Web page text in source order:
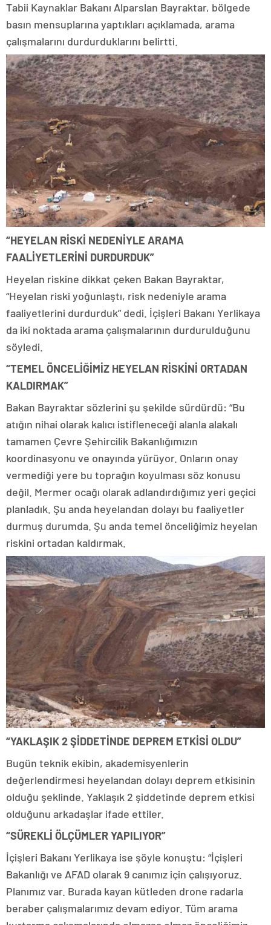
Tabii Kaynaklar Bakanı Alparslan Bayraktar, bölgede
basın mensuplarına yaptıkları açıklamada, arama
çalışmalarını durdurduklarını belirtti.
“HEYELAN RİSKİ NEDENİYLE ARAMA
FAALİYETLERİNİ DURDURDUK”
Heyelan riskine dikkat çeken Bakan Bayraktar,
“Heyelan riski yoğunlaştı, risk nedeniyle arama
faaliyetlerini durdurduk” dedi. İçişleri Bakanı Yerlikaya
da iki noktada arama çalışmalarının durdurulduğunu
söyledi.
“TEMEL ÖNCELİĞİMİZ HEYELAN RİSKİNİ ORTADAN
KALDIRMAK”
Bakan Bayraktar sözlerini şu şekilde sürdürdü: “Bu
atığın nihai olarak kalıcı istifleneceği alanla alakalı
tamamen Çevre Şehircilik Bakanlığımızın
koordinasyonu ve onayında yürüyor. Onların onay
vermediği yere bu toprağın koyulması söz konusu
değil. Mermer ocağı olarak adlandırdığımız yeri geçici
planladık. Şu anda heyelandan dolayı bu faaliyetler
durmuş durumda. Şu anda temel önceliğimiz heyelan
riskini ortadan kaldırmak.
“YAKLAŞIK 2 ŞİDDETİNDE DEPREM ETKİSİ OLDU”
Bugün teknik ekibin, akademisyenlerin
değerlendirmesi heyelandan dolayı deprem etkisinin
olduğu şeklinde. Yaklaşık 2 şiddetinde deprem etkisi
olduğunu arkadaşlar ifade ettiler.
“SÜREKLİ ÖLÇÜMLER YAPILIYOR”
İçişleri Bakanı Yerlikaya ise şöyle konuştu: “İçişleri
Bakanlığı ve AFAD olarak 9 canımız için çalışıyoruz.
Planımız var. Burada kayan kütleden drone radarla
beraber çalışmalarımız devam ediyor. Tüm arama